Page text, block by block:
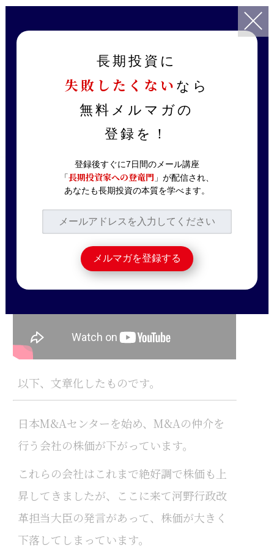
日本M&Aセンター下落、逆張りの好機か？
銘柄分析
日本M&Aセンター下
落、逆張りの好機か？
YouTubeに動画をアップロードしました！
以下、文章化したものです。
日本M&Aセンターを始め、M&Aの仲介を
行う会社の株価が下がっています。
これらの会社はこれまで絶好調で株価も上
昇してきましたが、ここに来て河野行政改
革担当大臣の発言があって、株価が大きく
下落してしまっています。
長期投資に
失敗したくない なら
無料メルマガの
登録を！
登録後すぐに7日間のメール講座
「長期投資家への登竜門」が配信され、
あなたも長期投資の本質を学べます。